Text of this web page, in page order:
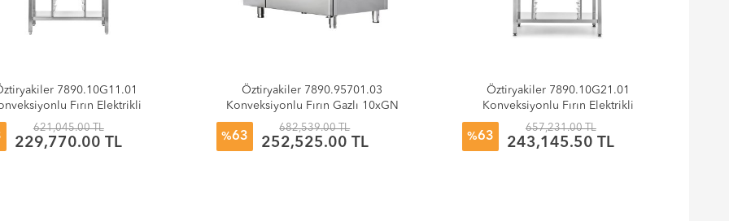
7890.10G11.01
Fırın Elektrikli
10xGN1/1 Kızaklı
621,045.00 TL
229,770.00 TL
Öztiryakiler 7890.95701.03
Konveksiyonlu Fırın Gazlı 10xGN
1/1 Kızaklı
%63
682,539.00 TL
252,525.00 TL
Öztiryakiler 7890.10G21.01
Konveksiyonlu Fırın Elektrikli
10xGN2/1 Kızaklı
%63
657,231.00 TL
243,145.50 TL